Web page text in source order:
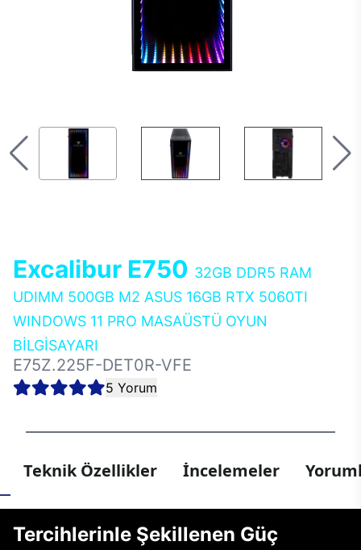
Excalibur E750 32GB DDR5 RAM
UDIMM 500GB M2 ASUS 16GB RTX 5060TI
WINDOWS 11 PRO MASAÜSTÜ OYUN
BİLGİSAYARI
E75Z.225F-DET0R-VFE
5 Yorum
Teknik Özellikler İncelemeler
Tercihlerinle Şekillenen Güç